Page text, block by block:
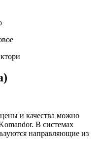
и качества можно
В системах
направляющие из